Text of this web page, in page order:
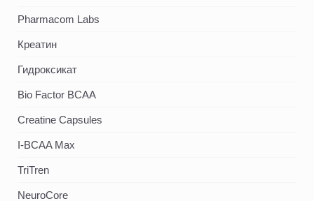
Pharmacom Labs
Креатин
Гидроксикат
Bio Factor BCAA
Creatine Capsules
I-BCAA Max
TriTren
NeuroCore